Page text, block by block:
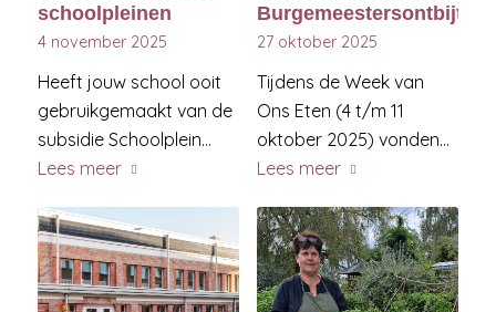
schoolpleinen
4 november 2025
Heeft jouw school ooit
gebruikgemaakt van de
subsidie Schoolplein…
Lees meer
Burgemeestersontbijt
27 oktober 2025
Tijdens de Week van
Ons Eten (4 t/m 11
oktober 2025) vonden…
Lees meer